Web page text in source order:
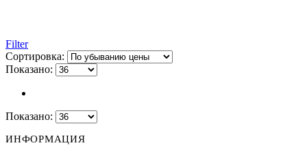
Filter
Сортировка:
Показано:
Показано:
ИНФОРМАЦИЯ